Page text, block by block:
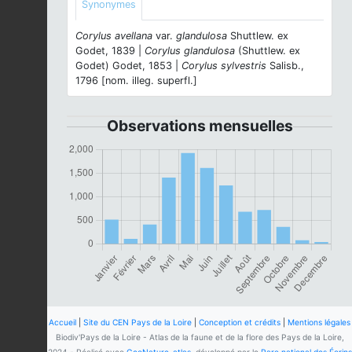
Synonymes
Corylus avellana var. glandulosa Shuttlew. ex
Godet, 1839 | Corylus glandulosa (Shuttlew. ex
Godet) Godet, 1853 | Corylus sylvestris Salisb.,
1796 [nom. illeg. superfl.]
Observations mensuelles
Accueil Site du CEN Pays de la Loire Conception et crédits
Mentions légales
Biodiv'Pays de la Loire - Atlas de la faune et de la flore des Pays de la Loire,